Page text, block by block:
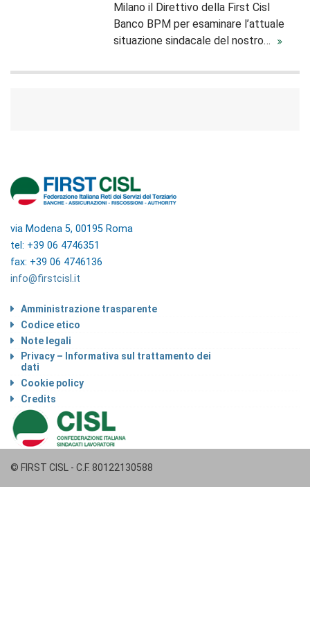
Milano il Direttivo della First Cisl
Banco BPM per esaminare l’attuale
situazione sindacale del nostro…
via Modena 5, 00195 Roma
tel: +39 06 4746351
fax: +39 06 4746136
info@firstcisl.it
Amministrazione trasparente
Codice etico
Note legali
Privacy – Informativa sul trattamento dei
dati
Cookie policy
Credits
© FIRST CISL - C.F. 80122130588